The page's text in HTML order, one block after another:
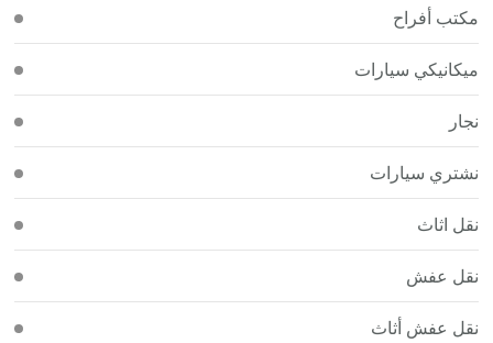
مكتب أفراح
ميكانيكي سيارات
نجار
نشتري سيارات
نقل اثاث
نقل عفش
نقل عفش أثاث